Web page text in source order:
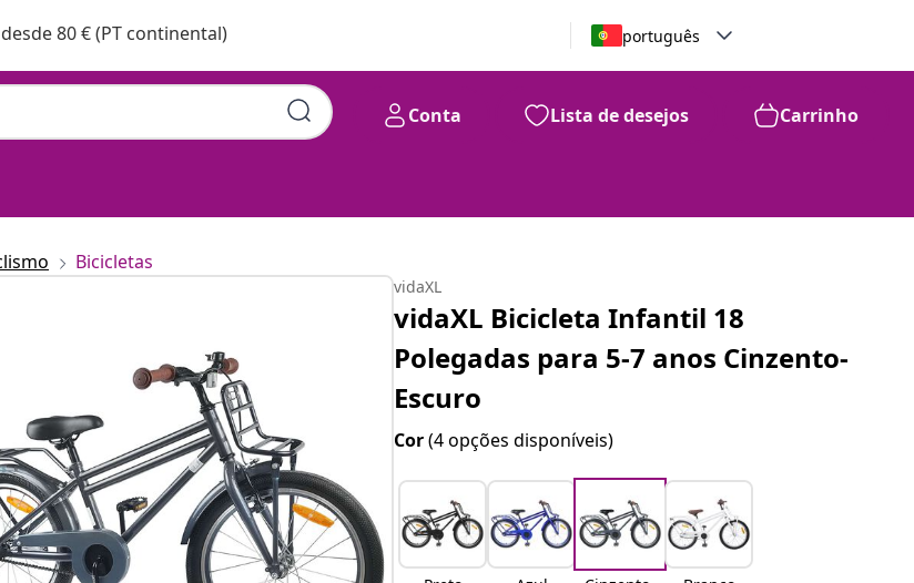
80 € (PT continental) português
Conta Lista de desejos Carrinho
Bicicletas
vidaXL
vidaXL Bicicleta Infantil 18
Polegadas para 5-7 anos Cinzento-
Escuro
Cor(4 opções disponíveis)